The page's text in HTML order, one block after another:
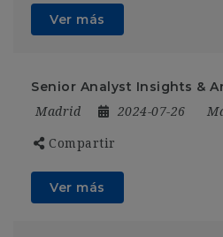
Ver más
Senior Analyst Insights &
Madrid 2024-07-26
Compartir
Ver más